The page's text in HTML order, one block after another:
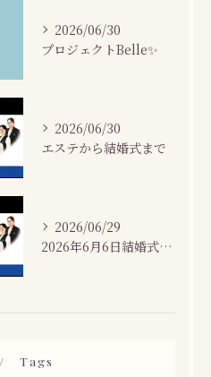
2026/06/30
プロジェクトBelle✨
2026/06/30
エステから結婚式まで
2026/06/29
2026年6月6日結婚式場カサネにて
Tags